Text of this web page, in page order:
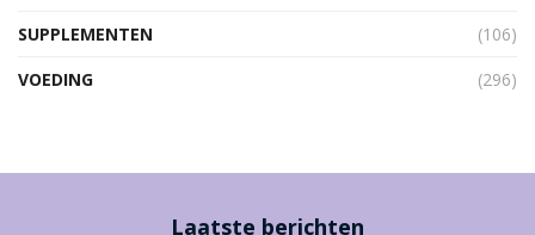
SUPPLEMENTEN
(106)
VOEDING
(296)
Laatste berichten